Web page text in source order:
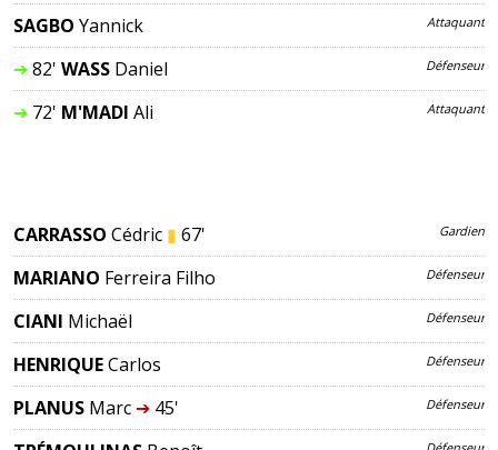
SAGBO Yannick Attaquant
➔82' WASS Daniel Défenseur
➔72' M'MADI Ali Attaquant
CARRASSO Cédric ▮ 67' Gardien
MARIANO Ferreira Filho Défenseur
CIANI Michaël Défenseur
HENRIQUECarlos Défenseur
PLANUS Marc ➔45' Défenseur
Défenseur